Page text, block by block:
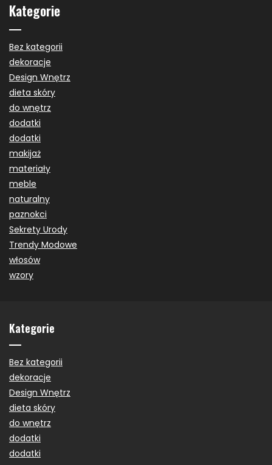
Kategorie
Bez kategorii
dekoracje
Design Wnętrz
dieta skóry
do wnętrz
dodatki
dodatki
makijaż
materiały
meble
naturalny
paznokci
Sekrety Urody
Trendy Modowe
włosów
wzory
Kategorie
Bez kategorii
dekoracje
Design Wnętrz
dieta skóry
do wnętrz
dodatki
dodatki